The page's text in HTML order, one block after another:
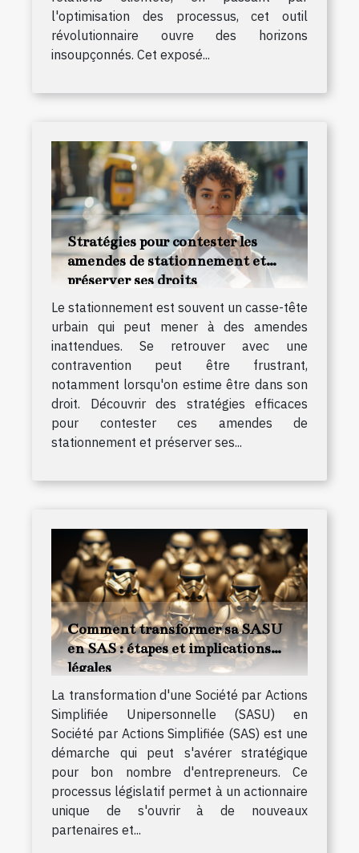
l'optimisation des processus, cet outil
révolutionnaire ouvre des horizons
insoupçonnés. Cet exposé...
Stratégies pour contester les
amendes de stationnement et
préserver ses droits
Le stationnement est souvent un casse-tête
urbain qui peut mener à des amendes
inattendues. Se retrouver avec une
contravention peut être frustrant,
notamment lorsqu'on estime être dans son
droit. Découvrir des stratégies efficaces
pour contester ces amendes de
stationnement et préserver ses...
Comment transformer sa SASU
en SAS : étapes et implications
légales
La transformation d'une Société par Actions
Simplifiée Unipersonnelle (SASU) en
Société par Actions Simplifiée (SAS) est une
démarche qui peut s'avérer stratégique
pour bon nombre d'entrepreneurs. Ce
processus législatif permet à un actionnaire
unique de s'ouvrir à de nouveaux
partenaires et...